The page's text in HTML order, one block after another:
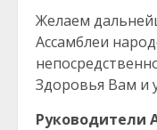
Желаем
Ассамблеи
Здоровья Вам и
Руководители